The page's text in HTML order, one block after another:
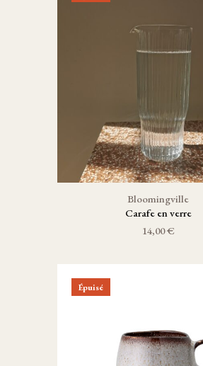
Bloomingville
Carafe en verre
14,00 €
Épuisé